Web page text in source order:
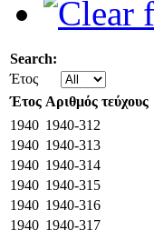
Search:
Έτος
Έτος Αριθμός τεύχους
1940 1940-312
1940 1940-313
1940 1940-314
1940 1940-315
1940 1940-316
1940 1940-317